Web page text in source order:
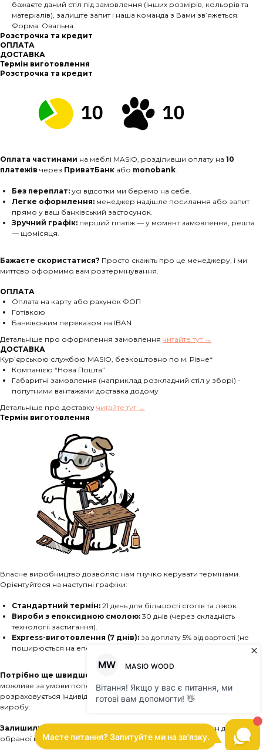
бажаєте даний стіл під замовлення (інших розмірів, кольорів та
матеріалів), залиште запит і наша команда з Вами зв’яжеться.
Форма: Овальна
Розстрочка та кредит
ОПЛАТА
ДОСТАВКА
Термін виготовлення
Розстрочка та кредит
Оплата частинами на меблі MASIO, розділивши оплату на 10
платежів через ПриватБанк або monobank.
Без переплат: усі відсотки ми беремо на себе.
Легке оформлення: менеджер надішле посилання або запит
прямо у ваш банківський застосунок.
Зручний графік: перший платіж — у момент замовлення, решта
— щомісяця.
Бажаєте скористатися? Просто скажіть про це менеджеру, і ми
миттєво оформимо вам розтермінування.
ОПЛАТА
Оплата на карту або рахунок ФОП
Готівкою
Банківським переказом на IBAN
Детальніше про оформлення замовлення читайте тут →
ДОСТАВКА
Кур’єрською службою MASIO, безкоштовно по м. Рівне*
Компанією “Нова Пошта”
Габаритні замовлення (наприклад розкладний стіл у зборі) -
попутними вантажами доставка додому
Детальніше про доставку читайте тут →
Термін виготовлення
Власне виробництво дозволяє нам гнучко керувати термінами.
Орієнтуйтеся на наступні графіки:
Стандартний термін: 21 день для більшості столів та ліжок.
Вироби з епоксидною смолою: 30 днів (через складність
технології застигання).
Express-виготовлення (7 днів): за доплату 5% від вартості (не
поширюється на епоксидну смолу).
Потрібно ще швидше?
можливе за умови попереднього узгодження. Сума доплати
розраховується індивідуально (орієнтовно +10%), залежно від моделі
виробу.
Залишились питання?
Менеджер підкаже точний термін для
обраної вами моделі.